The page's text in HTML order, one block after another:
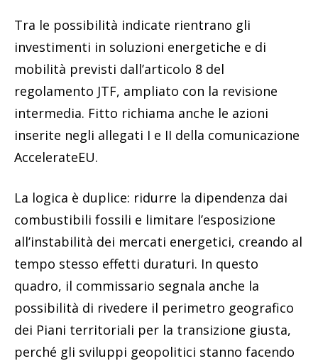
Tra le possibilità indicate rientrano gli
investimenti in soluzioni energetiche e di
mobilità previsti dall’articolo 8 del
regolamento JTF, ampliato con la revisione
intermedia. Fitto richiama anche le azioni
inserite negli allegati I e II della comunicazione
AccelerateEU.
La logica è duplice: ridurre la dipendenza dai
combustibili fossili e limitare l’esposizione
all’instabilità dei mercati energetici, creando al
tempo stesso effetti duraturi. In questo
quadro, il commissario segnala anche la
possibilità di rivedere il perimetro geografico
dei Piani territoriali per la transizione giusta,
perché gli sviluppi geopolitici stanno facendo